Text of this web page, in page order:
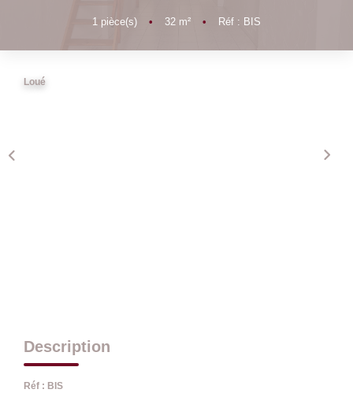
NOTRE AGENCE
1 pièce(s) • 32 m² • Réf : BIS
Loué
Description
Réf : BIS